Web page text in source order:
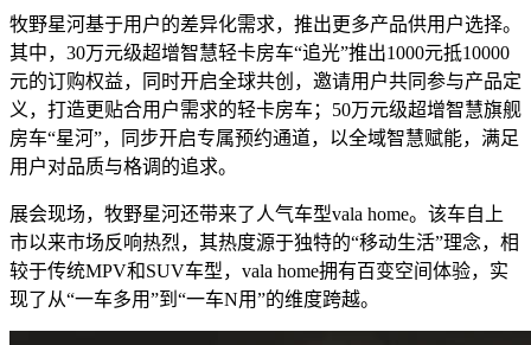
牧野星河基于用户的差异化需求，推出更多产品供用户选择。
其中，30万元级超增智慧轻卡房车“追光”推出1000元抵10000
元的订购权益，同时开启全球共创，邀请用户共同参与产品定
义，打造更贴合用户需求的轻卡房车；50万元级超增智慧旗舰
房车“星河”，同步开启专属预约通道，以全域智慧赋能，满足
用户对品质与格调的追求。
展会现场，牧野星河还带来了人气车型vala home。该车自上
市以来市场反响热烈，其热度源于独特的“移动生活”理念，相
较于传统MPV和SUV车型，vala home拥有百变空间体验，实
现了从“一车多用”到“一车N用”的维度跨越。